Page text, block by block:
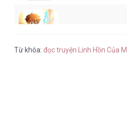
Từ khóa:đọc truyện Linh Hồn Của